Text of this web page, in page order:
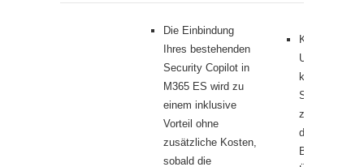
Die Einbindung
Ihres bestehenden
Security Copilot in
M365 ES wird zu
einem inklusive
Vorteil ohne
zusätzliche Kosten,
sobald die
Keine
können
Security
zugreifen,
das